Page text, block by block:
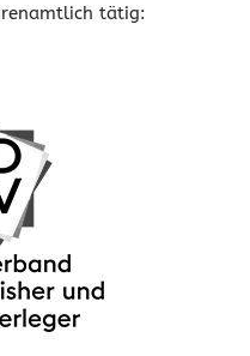
tätig: